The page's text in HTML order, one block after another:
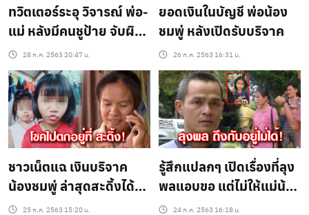
ทวิตเตอร์ระอุ วิจารณ์ พ่อ-
แม่ หลังมีคนชูป้าย จับผิด
ลายมือ
28 ก.ค. 2563 20:47 น.
ยอดเงินในบัญชี พ่อน้อง
ชมพู่ หลังเปิดรับบริจาค
26 ก.ค. 2563 16:31 น.
ชาวเน็ตแฉ เงินบริจาค
น้องชมพู่ ล่าสุดสะดิ้งได้
เข้า รร.เอกชน
25 ก.ค. 2563 15:20 น.
รู้สึกแปลกๆ เปิดเรื่องที่ลุง
พลแอบขอ แต่ไม่ให้แม่น้อง
ชมพู่รู้24 ก.ค. 2563 16:18 น.